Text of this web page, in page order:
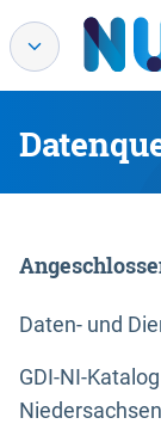
Daten- und
GDI-NI-